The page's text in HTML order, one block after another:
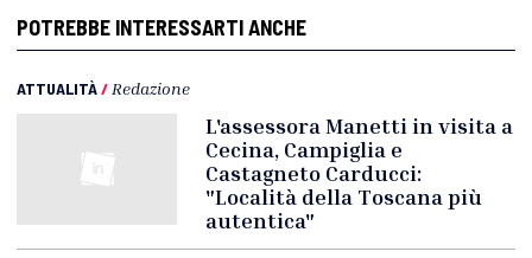
POTREBBE INTERESSARTI ANCHE
ATTUALITÀ/ Redazione
L'assessora Manetti in visita a
Cecina, Campiglia e
Castagneto Carducci:
"Località della Toscana più
autentica"